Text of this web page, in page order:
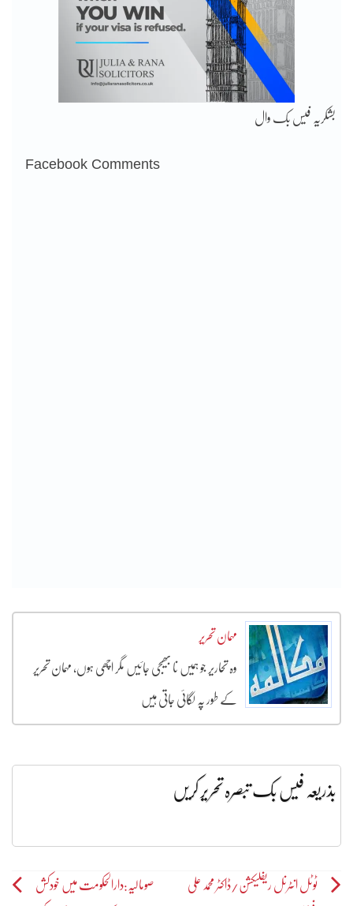
بشکریہ فیس بک وال
Facebook Comments
مہمان تحریر
وہ تحاریر جو ہمیں نا بھیجی جائیں مگر اچھی ہوں، مہمان تحریر
کے طور پہ لگائی جاتی ہیں
بذریعہ فیس بک تبصرہ تحریر کریں
Postٹوٹل انٹرنل ریفلیکشن/ڈاکٹر محمد علی صومالیہ:دارالحکومت میں خودکش